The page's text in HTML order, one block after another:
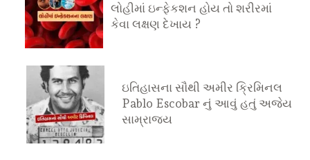
લોહીમાં ઇન્ફેકશન હોય તો શરીરમાં
કેવા લક્ષણ દેખાય ?
ઇતિહાસના સૌથી અમીર ક્રિમિનલ
Pablo Escobar નું આવું હતું અજેય
સામ્રાજ્ય